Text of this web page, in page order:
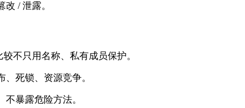
/ 泄露。
不只用名称、私有成员保护。
死锁、资源竞争。
暴露危险方法。